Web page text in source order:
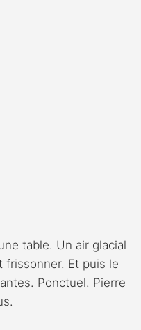
table. Un air glacial
frissonner. Et puis le
Ponctuel. Pierre